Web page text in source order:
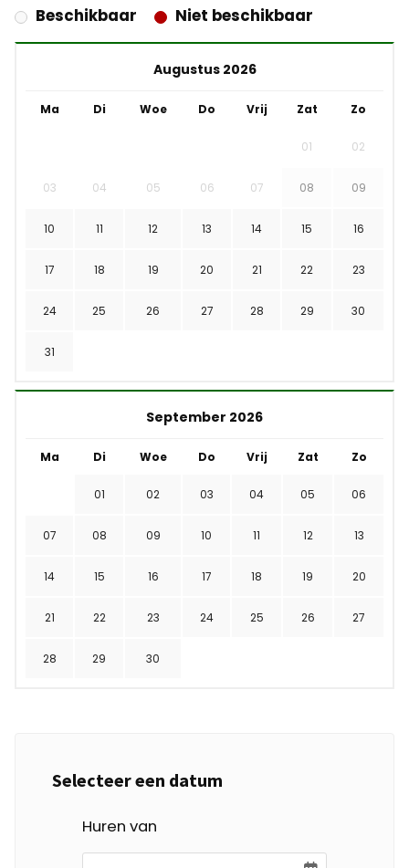
Beschikbaar Niet beschikbaar
Augustus 2026
Ma Di Woe Do Vrij Zat Zo
01 02
03 04 05 06 07 08 09
10 11 12 13 14 15 16
17 18 19 20 21 22 23
24 25 26 27 28 29 30
31
September 2026
Ma Di Woe Do Vrij Zat Zo
01 02 03 04 05 06
07 08 09 10 11 12 13
14 15 16 17 18 19 20
21 22 23 24 25 26 27
28 29 30
Selecteer een datum
Huren van